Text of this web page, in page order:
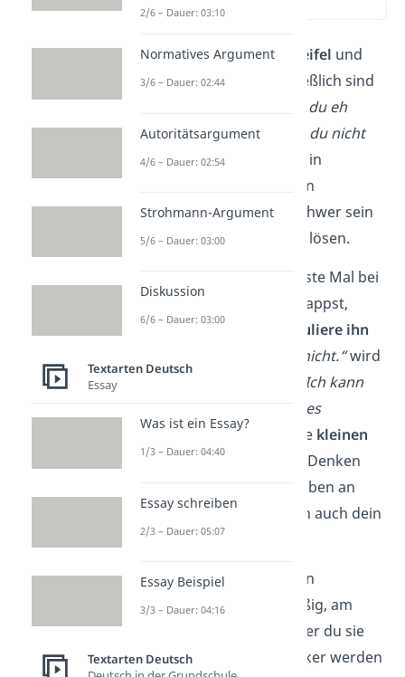
Es ist völlig normal, Zweifel und
Ängstezu haben. Schließlich sind
Das schaffst du eh
nicht.“oder „Dafür bist du nicht
gut genug.“
oft so sehr in
unser Unterbewusstsein
eingebrannt, dass es schwer sein
kann, sich von ihnen zu lösen.
Wenn du dich das nächste Mal bei
so einem Gedanken ertappst,
nimm ihn dir und
formuliere ihn
„Ich kann das nicht.“wird
„Ich kann
das schaffen, wenn ich es
versuche.“Durch solchekleinen
Änderungen
in deinem Denken
beeinflusst du den Glauben an
dich selbst und dadurch auch dein
Handeln.
Wiederhole die positiven
Affirmationen regelmäßig, am
. Je öfter du sie
wiederholst, desto stärker werden
2/6 – Dauer: 03:10
Normatives Argument
3/6 – Dauer: 02:44
Autoritätsargument
4/6 – Dauer: 02:54
Strohmann-Argument
5/6 – Dauer: 03:00
Diskussion
6/6 – Dauer: 03:00
Textarten Deutsch
Essay
Was ist ein Essay?
1/3 – Dauer: 04:40
Essay schreiben
2/3 – Dauer: 05:07
Essay Beispiel
3/3 – Dauer: 04:16
Textarten Deutsch